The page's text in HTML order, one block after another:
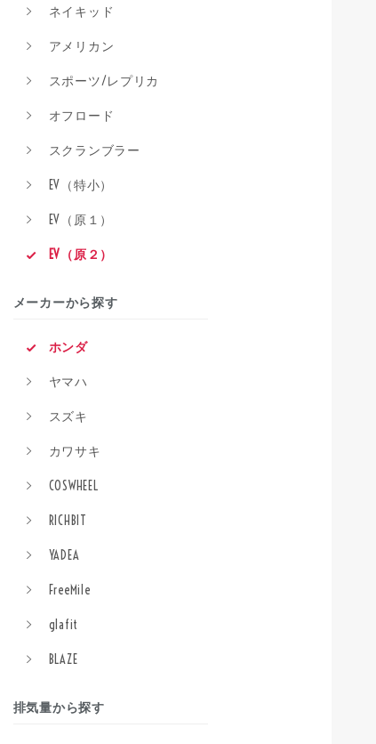
ネイキッド
アメリカン
スポーツ/レプリカ
オフロード
スクランブラー
EV（特小）
EV（原１）
EV（原２）
メーカーから探す
ホンダ
ヤマハ
スズキ
カワサキ
COSWHEEL
RICHBIT
YADEA
FreeMile
glafit
BLAZE
排気量から探す